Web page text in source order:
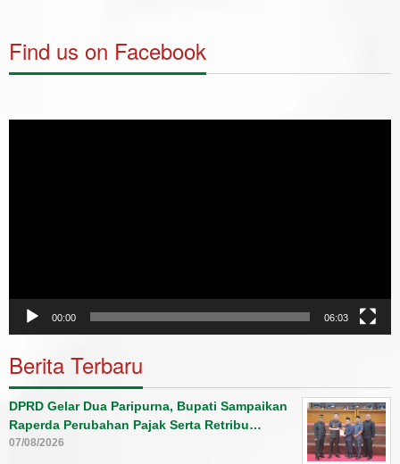
Find us on Facebook
00:00 06:03
Berita Terbaru
DPRD Gelar Dua Paripurna, Bupati Sampaikan
Raperda Perubahan Pajak Serta Retribu…
07/08/2026